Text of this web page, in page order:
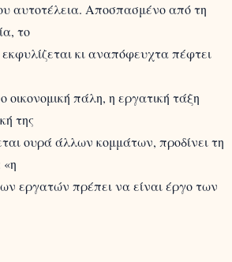
αυτοτέλεια. Αποσπασμένο από τη
το
κι αναπόφευχτα πέφτει
οικονομική πάλη, η εργατική τάξη
της
ουρά άλλων κομμάτων, προδίνει τη
εργατών πρέπει να είναι έργο των